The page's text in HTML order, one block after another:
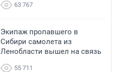
63 767
Экипаж пропавшего в
Сибири самолета из
Ленобласти вышел на связь
55 711